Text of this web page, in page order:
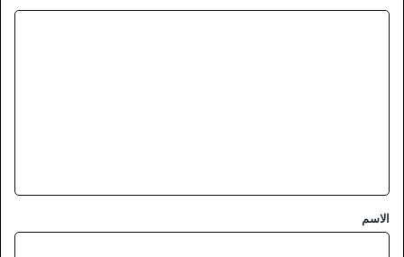
*
الاسم